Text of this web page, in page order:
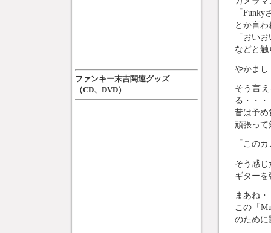
ファンキー末吉関連グッズ
（CD、DVD）
「
とか言
「おい
などと
やかまし
そう言
る・・・
昔は予め
頑張って
「この
そう感
ギター
まあね
この「
のために